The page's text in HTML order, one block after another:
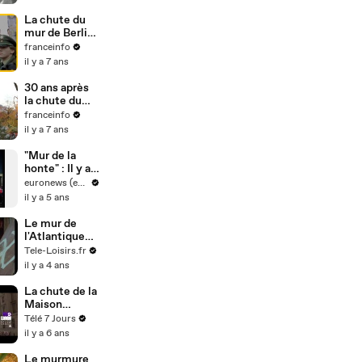
Archive INA
La chute du
mur de Berlin
sur franceinfo
franceinfo
il y a 7 ans
30 ans après
la chute du
mur de Berlin :
la
vue
d'Allemagne
franceinfo
il y a 7 ans
"Mur de la
honte" : Il y a
60 ans, Berlin
se coupait en
euronews (en français)
il y a 5 ans
Le mur de
l'Atlantique
(France 3)
Bande-
30 août
Tele-Loisirs.fr
il y a 4 ans
La chute de la
Maison
Blanche (W9)
bande-
Télé 7 Jours
il y a 6 ans